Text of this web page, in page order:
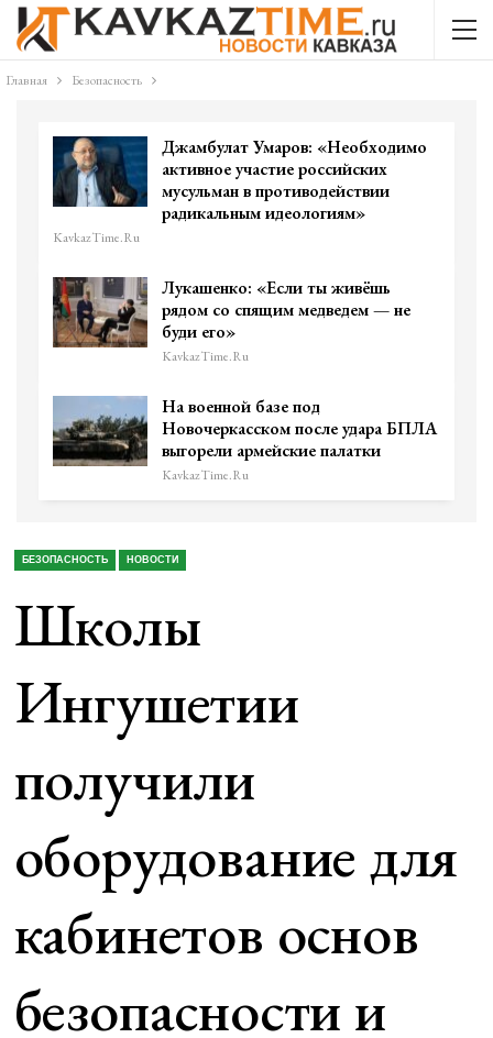
Главная Безопасность
Джамбулат Умаров: «Необходимо
активное участие российских
мусульман в противодействии
радикальным идеологиям»
KavkazTime.ru
Лукашенко: «Если ты живёшь
рядом со спящим медведем — не
буди его»
KavkazTime.ru
На военной базе под
Новочеркасском после удара БПЛА
выгорели армейские палатки
KavkazTime.ru
БЕЗОПАСНОСТЬ НОВОСТИ
Школы
Ингушетии
получили
оборудование для
кабинетов основ
безопасности и